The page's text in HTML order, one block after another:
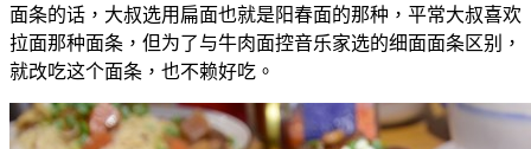
面条的话，大叔选用扁面也就是阳春面的那种，平常大叔喜欢
拉面那种面条，但为了与牛肉面控音乐家选的细面面条区别，
就改吃这个面条，也不赖好吃。